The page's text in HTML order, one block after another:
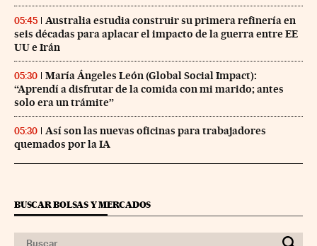
05:45
Australia estudia construir su primera refinería en
seis décadas para aplacar el impacto de la guerra entre EE
UU e Irán
05:30
María Ángeles León (Global Social Impact):
“Aprendí a disfrutar de la comida con mi marido; antes
solo era un trámite”
05:30
Así son las nuevas oficinas para trabajadores
quemados por la IA
BUSCAR BOLSAS Y MERCADOS